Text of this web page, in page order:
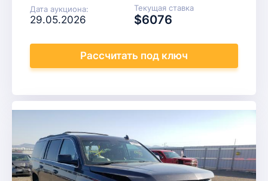
Дата аукциона:
29.05.2026
Текущая ставка
$6076
Рассчитать под ключ